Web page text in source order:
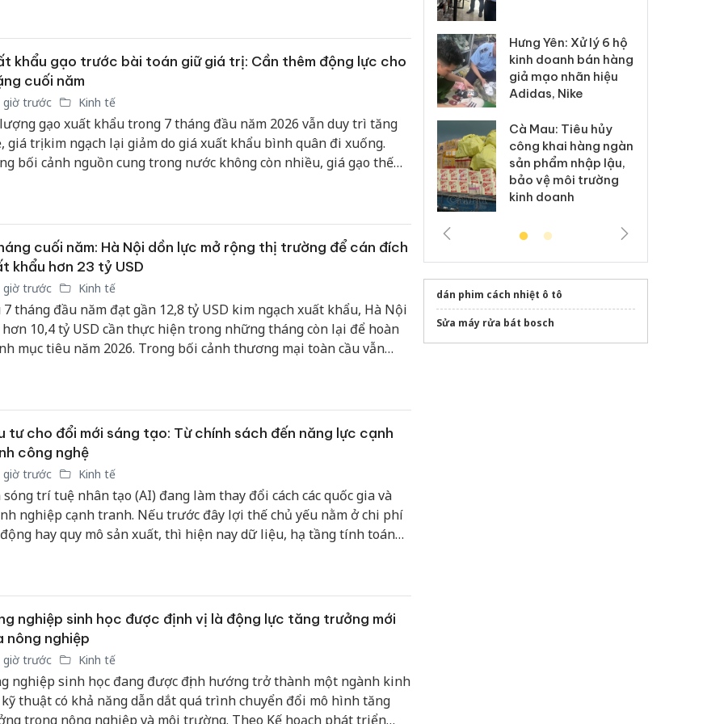
kiện để nông sản Việt đáp ứng tốt hơn các tiêu chuẩn của thị
hơn 1,4 tỷ dân.
khẩu gạo trước bài toán giữ giá trị: Cần thêm động lực cho
cuối năm
giờ trước Kinh tế
gạo xuất khẩu trong 7 tháng đầu năm 2026 vẫn duy trì tăng
giá trị kim ngạch lại giảm do giá xuất khẩu bình quân đi xuống.
bối cảnh nguồn cung trong nước không còn nhiều, giá gạo thế
định để ngành gạo hoàn thành mục tiêu xuất khẩu cả năm.
cuối năm: Hà Nội dồn lực mở rộng thị trường để cán đích
khẩu hơn 23 tỷ USD
giờ trước Kinh tế
7 tháng đầu năm đạt gần 12,8 tỷ USD kim ngạch xuất khẩu, Hà Nội
hơn 10,4 tỷ USD cần thực hiện trong những tháng còn lại để hoàn
mục tiêu năm 2026. Trong bối cảnh thương mại toàn cầu vẫn
động lực tăng trưởng cho xuất khẩu.
tư cho đổi mới sáng tạo: Từ chính sách đến năng lực cạnh
công nghệ
giờ trước Kinh tế
sóng trí tuệ nhân tạo (AI) đang làm thay đổi cách các quốc gia và
nghiệp cạnh tranh. Nếu trước đây lợi thế chủ yếu nằm ở chi phí
hay quy mô sản xuất, thì hiện nay dữ liệu, hạ tầng tính toán
nguồn lực để doanh nghiệp chuyển từ gia công công nghệ sang
chủ các lĩnh vực có giá trị gia tăng cao hơn.
nghiệp sinh học được định vị là động lực tăng trưởng mới
nông nghiệp
giờ trước Kinh tế
nghiệp sinh học đang được định hướng trở thành một ngành kinh
thuật có khả năng dẫn dắt quá trình chuyển đổi mô hình tăng
trong nông nghiệp và môi trường. Theo Kế hoạch phát triển
hại trong vụ án buôn
An Giang: Đối tượng
chủ mưu đường dây
bán hàng giả tại Phú
Hưng Yên: Xử lý 6 hộ
kinh doanh bán hàng
giả mạo nhãn hiệu
Adidas, Nike
Cà Mau: Tiêu hủy
công khai hàng ngàn
sản phẩm nhập lậu,
bảo vệ môi trường
kinh doanh
dán phim cách nhiệt ô tô
Sửa máy rửa bát bosch